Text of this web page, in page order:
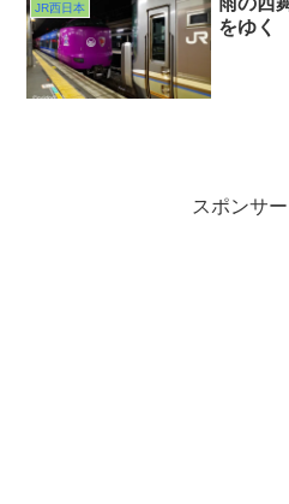
JR西日本
をゆく
スポンサ